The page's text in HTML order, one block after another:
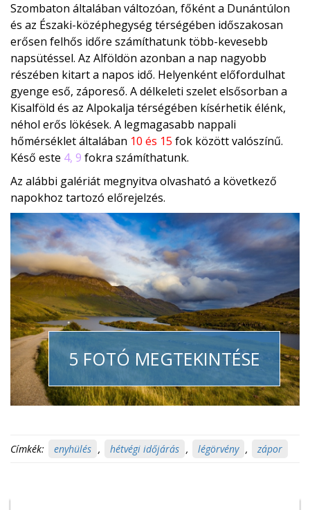
Szombaton általában változóan, főként a Dunántúlon
és az Északi-középhegység térségében időszakosan
erősen felhős időre számíthatunk több-kevesebb
napsütéssel. Az Alföldön azonban a nap nagyobb
részében kitart a napos idő. Helyenként előfordulhat
gyenge eső, záporeső. A délkeleti szelet elsősorban a
Kisalföld és az Alpokalja térségében kísérhetik élénk,
néhol erős lökések. A legmagasabb nappali
hőmérséklet általában 10 és 15 fok között valószínű.
Késő este 4, 9 fokra számíthatunk.
Az alábbi galériát megnyitva olvasható a következő
napokhoz tartozó előrejelzés.
5 FOTÓ MEGTEKINTÉSE
Címkék: enyhülés , hétvégi időjárás , légörvény , zápor